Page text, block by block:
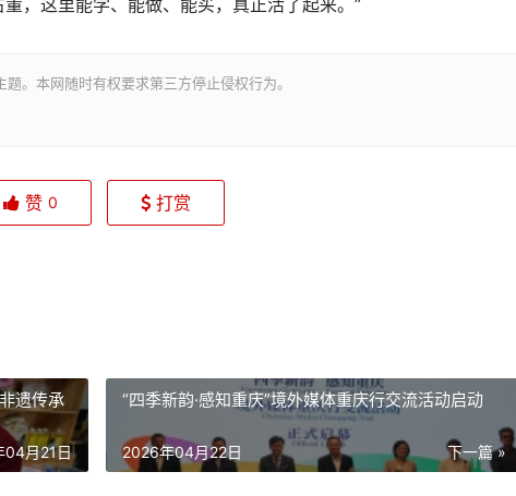
，这里能学、能做、能买，真正活了起来。”
。本网随时有权要求第三方停止侵权行为。
赞 0 打赏
遗传承
04月21日
“四季新韵·感知重庆”境外媒体重庆行交流活动启动
下一篇 »
2026年04月22日